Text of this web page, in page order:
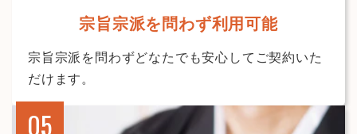
宗旨宗派を問わず利用可能
宗旨宗派を問わずどなたでも安心してご契約いた
だけます。